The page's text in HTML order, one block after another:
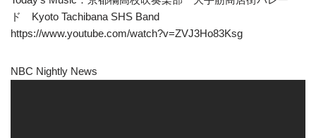
ド Kyoto Tachibana SHS Band
https://www.youtube.com/watch?v=ZVJ3Ho83Ksg
NBC Nightly News